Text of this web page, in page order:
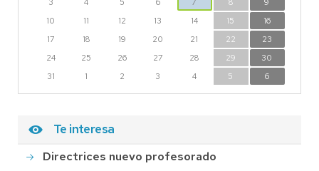
3
4 5 6 7 8
9
10
11 12 13 14 15
16
17
18 19 20 21 22
23
24
25 26 27 28 29
30
31
1 2 3 4 5 6
Te interesa
Directrices nuevo profesorado